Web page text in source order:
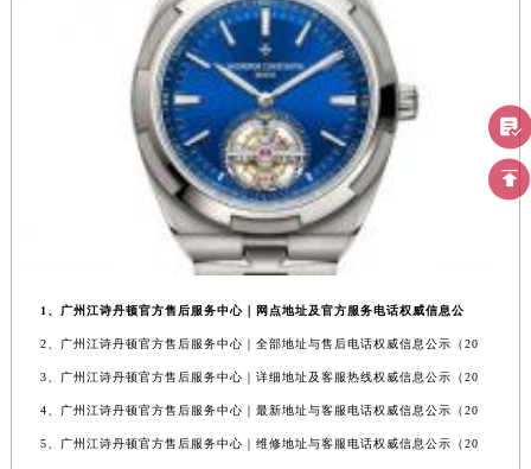
1、广州江诗丹顿官方售后服务中心｜网点地址及官方服务电话权威信息公
2、广州江诗丹顿官方售后服务中心｜全部地址与售后电话权威信息公示（20
3、广州江诗丹顿官方售后服务中心｜详细地址及客服热线权威信息公示（20
4、广州江诗丹顿官方售后服务中心｜最新地址与客服电话权威信息公示（20
5、广州江诗丹顿官方售后服务中心｜维修地址与客服电话权威信息公示（20